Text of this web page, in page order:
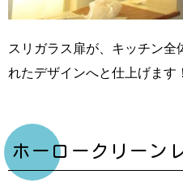
スリガラス扉が、キッチン全
れたデザインへと仕上げます
ホーロークリーン